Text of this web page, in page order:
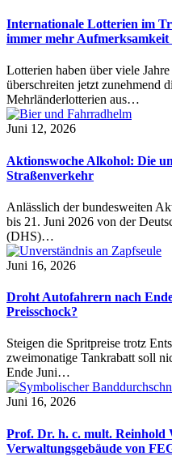
Internationale Lotterien im
immer mehr Aufmerksamkeit
Lotterien haben über viele
überschreiten jetzt zunehmend
Mehrländerlotterien aus…
Juni 12, 2026
Aktionswoche Alkohol: Die
Straßenverkehr
Anlässlich der bundesweiten
bis 21. Juni 2026 von der
(DHS)…
Juni 16, 2026
Droht Autofahrern nach
Preisschock?
Steigen die Spritpreise trotz
zweimonatige Tankrabatt soll
Ende Juni…
Juni 16, 2026
Prof. Dr. h. c. mult. Reinhold
Verwaltungsgebäude von